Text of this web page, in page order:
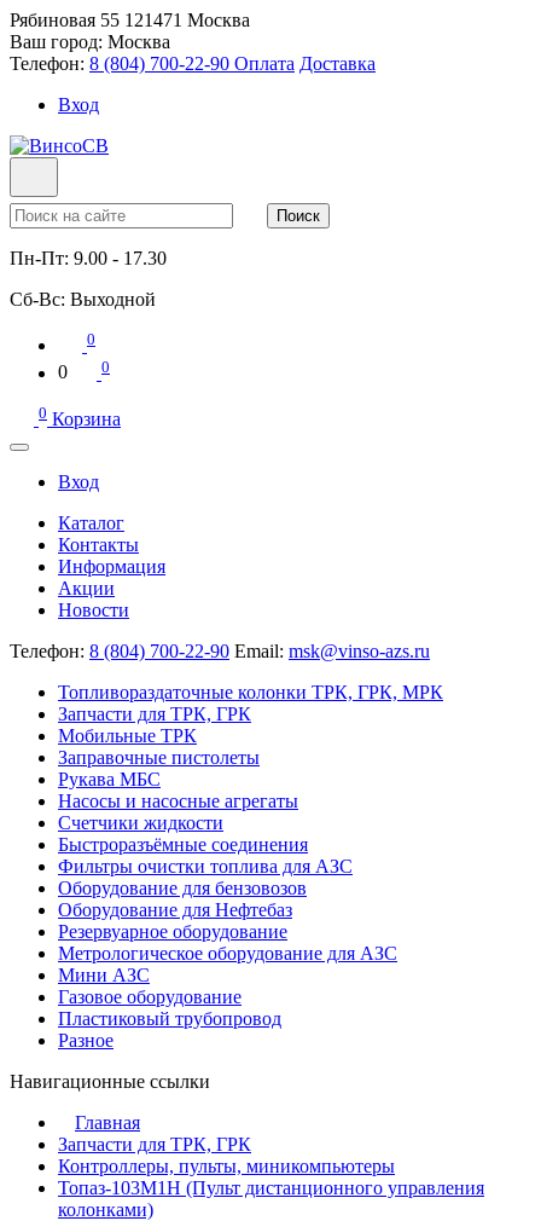
Рябиновая 55 121471 Москва
Ваш город: Москва
Телефон: 8 (804) 700-22-90 Оплата Доставка
Вход
Поиск
Пн-Пт: 9.00 - 17.30
Сб-Вс: Выходной
0
0 0
0 Корзина
Вход
Каталог
Контакты
Информация
Акции
Новости
Телефон: 8 (804) 700-22-90 Email: msk@vinso-azs.ru
Топливораздаточные колонки ТРК, ГРК, МРК
Запчасти для ТРК, ГРК
Мобильные ТРК
Заправочные пистолеты
Рукава МБС
Насосы и насосные агрегаты
Счетчики жидкости
Быстроразъёмные соединения
Фильтры очистки топлива для АЗС
Оборудование для бензовозов
Оборудование для Нефтебаз
Резервуарное оборудование
Метрологическое оборудование для АЗС
Мини АЗС
Газовое оборудование
Пластиковый трубопровод
Разное
Навигационные ссылки
Главная
Запчасти для ТРК, ГРК
Контроллеры, пульты, миникомпьютеры
Топаз-103М1Н (Пульт дистанционного управления
колонками)